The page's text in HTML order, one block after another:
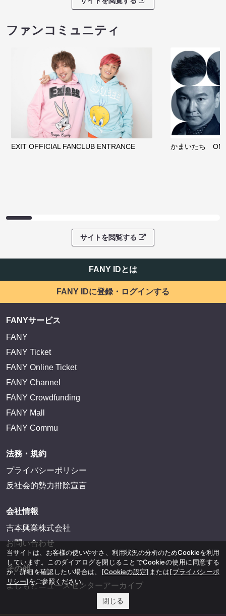
ファンコミュニティ
EXIT OFFICIAL FANCLUB ENTRANCE かまいたち
サイトを閲覧する
FANY IDとは
FANY IDに登録・ログインする
FANYサービス
FANY
FANY Ticket
FANY Online Ticket
FANY Channel
FANY Crowdfunding
FANY Mall
FANY Commu
法務・規約
プライバシーポリシー
反社会的勢力排除宣言
会社情報
吉本興業株式会社
お問い合わせ
その他
よしもとニュースセンターアーカイブ
当サイトは、お客様の使いやすさ、利用状況の分析のためCookieを利用
しています。このダイアログを閉じることでCookieの使用に同意する
か、詳細を確認したい場合は、 [Cookieの設定] または[プライバシーポ
リシー]をご参照ください。
閉じる